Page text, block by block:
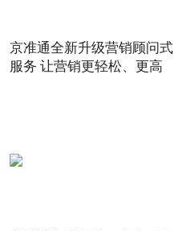
京准通全新升级营销顾问式
服务 让营销更轻松、更高